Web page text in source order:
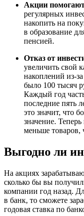
Акции
регулярных
накопить на
в образование
пенсией.
Отказ от
увеличить свой
накоплений из-
было 100 тысяч
Каждый год
последние пять
это значит, что
значение.
меньше товаров,
Выгодно ли
На акциях
сколько бы вы
компании год назад.
в банк, то сможете
годовая ставка по